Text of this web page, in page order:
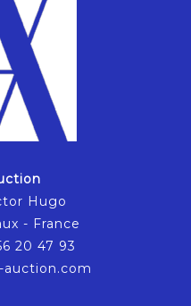
Hugo
- France
20 47 93
auction.com